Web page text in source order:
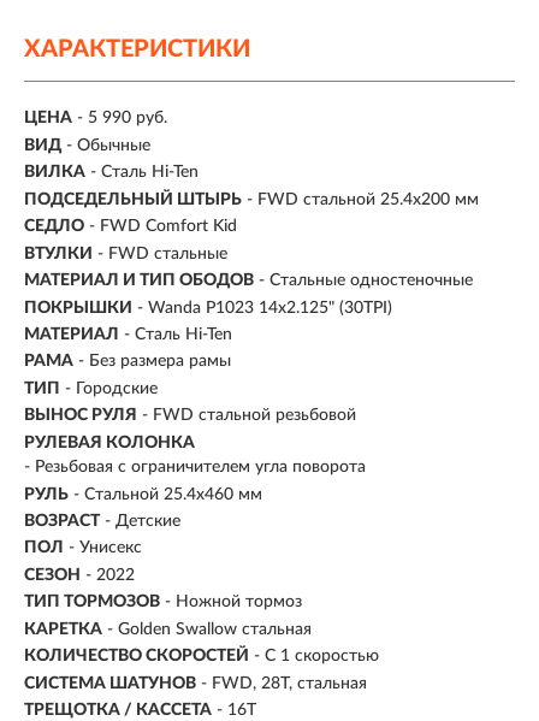
ХАРАКТЕРИСТИКИ
ЦЕНА - 5 990 руб.
ВИД - Обычные
ВИЛКА - Сталь Hi-Ten
ПОДСЕДЕЛЬНЫЙ ШТЫРЬ - FWD стальной 25.4x200 мм
СЕДЛО - FWD Comfort Kid
ВТУЛКИ - FWD стальные
МАТЕРИАЛ И ТИП ОБОДОВ - Стальные одностеночные
ПОКРЫШКИ - Wanda P1023 14x2.125" (30TPI)
МАТЕРИАЛ - Сталь Hi-Ten
РАМА - Без размера рамы
ТИП - Городские
ВЫНОС РУЛЯ - FWD стальной резьбовой
РУЛЕВАЯ КОЛОНКА
- Резьбовая с ограничителем угла поворота
РУЛЬ - Стальной 25.4х460 мм
ВОЗРАСТ - Детские
ПОЛ - Унисекс
СЕЗОН - 2022
ТИП ТОРМОЗОВ - Ножной тормоз
КАРЕТКА - Golden Swallow стальная
КОЛИЧЕСТВО СКОРОСТЕЙ - С 1 скоростью
СИСТЕМА ШАТУНОВ - FWD, 28T, cтальная
ТРЕЩОТКА / КАССЕТА - 16T